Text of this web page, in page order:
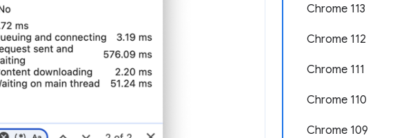
Chrome 113
Chrome 112
Chrome 111
Chrome 110
Chrome 109